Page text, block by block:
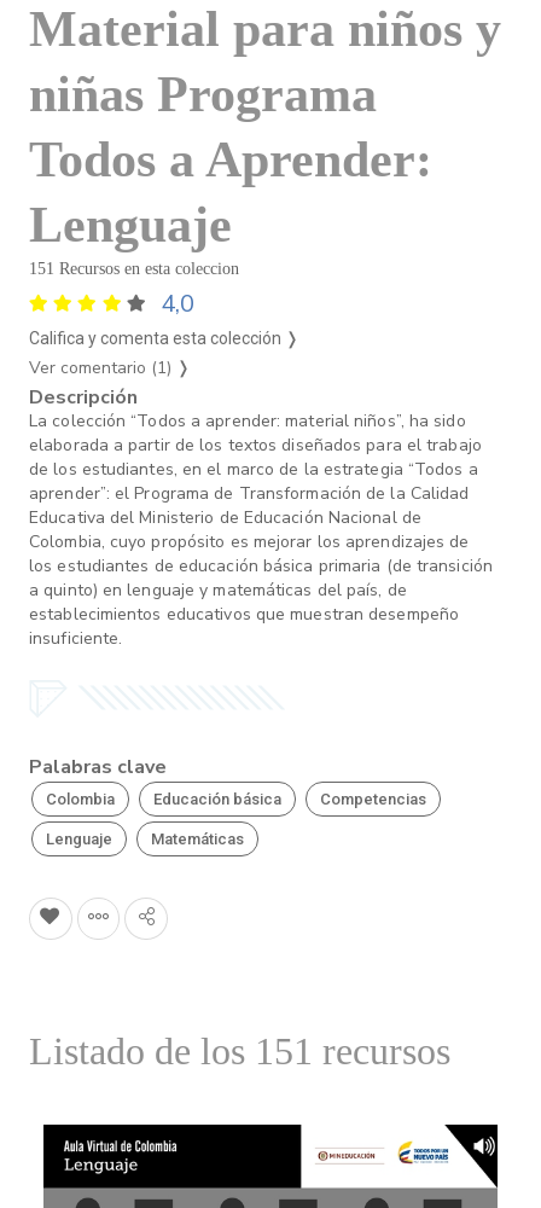
Material para niños y
niñas Programa
Todos a Aprender:
Lenguaje
151 Recursos en esta coleccion
4,0
Califica y comenta esta colección ❭
Ver comentario (1) ❭
Descripción
La colección “Todos a aprender: material niños”, ha sido
elaborada a partir de los textos diseñados para el trabajo
de los estudiantes, en el marco de la estrategia “Todos a
aprender”: el Programa de Transformación de la Calidad
Educativa del Ministerio de Educación Nacional de
Colombia, cuyo propósito es mejorar los aprendizajes de
los estudiantes de educación básica primaria (de transición
a quinto) en lenguaje y matemáticas del país, de
establecimientos educativos que muestran desempeño
insuficiente.
Palabras clave
Colombia Educación básica Competencias
Lenguaje Matemáticas
Listado de los 151 recursos